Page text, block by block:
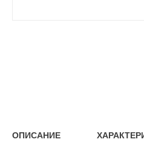
ОПИСАНИЕ